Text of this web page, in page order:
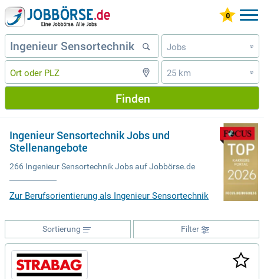
Jobs »
25 km »
Finden
Ingenieur Sensortechnik Jobs und
Stellenangebote
266 Ingenieur Sensortechnik Jobs auf Jobbörse.de
Zur Berufsorientierung als Ingenieur Sensortechnik
Filter
Sortierung